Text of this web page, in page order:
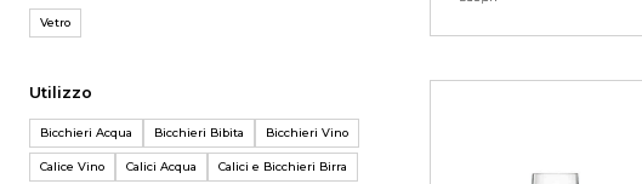
Vetro
Utilizzo
Bicchieri Acqua Bicchieri Bibita Bicchieri Vino
Calice Vino Calici Acqua Calici e Bicchieri Birra